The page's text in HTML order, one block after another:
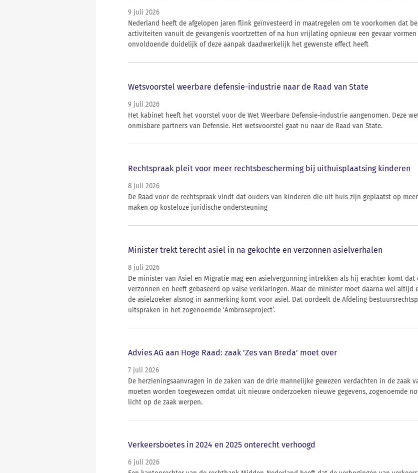
9 juli 2026
Nederland heeft de afgelopen jaren flink geïnvesteerd in maatregelen om te voorkomen dat
activiteiten vanuit de gevangenis voortzetten of na hun vrijlating opnieuw een gevaar vormen
onvoldoende duidelijk of deze aanpak daadwerkelijk het gewenste effect heeft
Wetsvoorstel weerbare defensie-industrie naar de Raad van State
9 juli 2026
Het kabinet heeft het voorstel voor de Wet Weerbare Defensie-industrie aangenomen. Deze
onmisbare partners van Defensie. Het wetsvoorstel gaat nu naar de Raad van State.
Rechtspraak pleit voor meer rechtsbescherming bij uithuisplaatsing kinderen
8 juli 2026
De Raad voor de rechtspraak vindt dat ouders van kinderen die uit huis zijn geplaatst op
maken op kosteloze juridische ondersteuning
Minister trekt terecht asiel in na gekochte en verzonnen asielverhalen
8 juli 2026
De minister van Asiel en Migratie mag een asielvergunning intrekken als hij erachter komt
verzonnen en heeft gebaseerd op valse verklaringen. Maar de minister moet daarna wel
de asielzoeker alsnog in aanmerking komt voor asiel. Dat oordeelt de Afdeling
uitspraken in het zogenoemde ‘Ambroseproject’.
Advies AG aan Hoge Raad: zaak 'Zes van Breda' moet over
7 juli 2026
De herzieningsaanvragen in de zaken van de drie mannelijke gewezen verdachten in de zaak
moeten worden toegewezen omdat uit nieuwe onderzoeken nieuwe gegevens, zogenoemde
licht op de zaak werpen.
Verkeersboetes in 2024 en 2025 onterecht verhoogd
6 juli 2026